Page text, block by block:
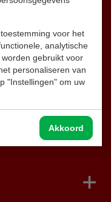
voor het
analytische
gebruikt voor
personaliseren van
"Instellingen" om uw
Akkoord